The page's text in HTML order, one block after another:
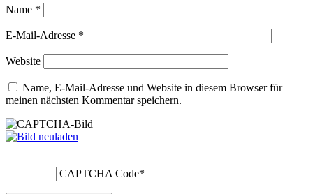
Name *
E-Mail-Adresse *
Website
Name, E-Mail-Adresse und Website in diesem Browser für
meinen nächsten Kommentar speichern.
CAPTCHA Code*